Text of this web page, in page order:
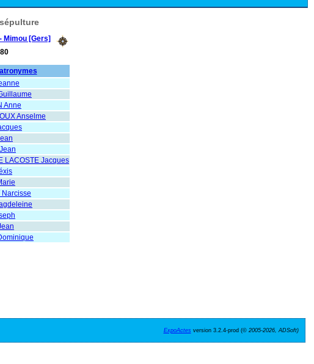
Mimou [Gers]
Anne
Anselme
LACOSTE Jacques
Narcisse
ExpoActes version 3.2.4-prod (©2005-2026, ADSoft)